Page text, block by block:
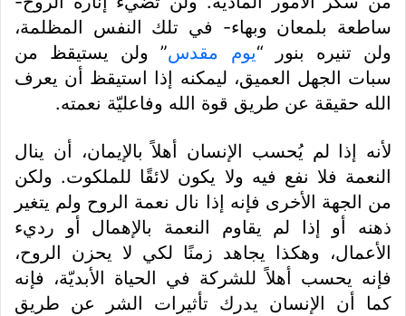
ساطعة بلمعان وبهاء- في تلك النفس المظلمة،
ولن تنيره بنور “يوم مقدس” ولن يستيقظ من
سبات الجهل العميق، ليمكنه إذا استيقظ أن يعرف
الله حقيقة عن طريق قوة الله وفاعليّة نعمته.
لأنه إذا لم يُحسب الإنسان أهلاً بالإيمان، أن ينال
النعمة فلا نفع فيه ولا يكون لائقًا للملكوت. ولكن
من الجهة الأخرى فإنه إذا نال نعمة الروح ولم يتغير
ذهنه أو إذا لم يقاوم النعمة بالإهمال أو رديء
الأعمال، وهكذا يجاهد زمنًا لكي لا يحزن الروح،
فإنه يحسب أهلاً للشركة في الحياة الأبديّة، فإنه
كما أن الإنسان يدرك تأثيرات الشر عن طريق